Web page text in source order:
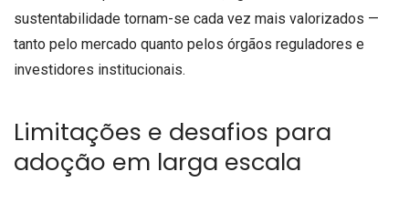
sustentabilidade tornam-se cada vez mais valorizados —
tanto pelo mercado quanto pelos órgãos reguladores e
investidores institucionais.
Limitações e desafios para
adoção em larga escala